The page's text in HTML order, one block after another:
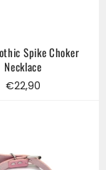
Spike Choker
Necklace
Regular
€22,90